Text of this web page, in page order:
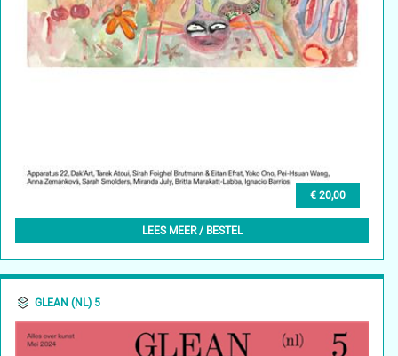
€ 20,00
GLEAN (EN) 4, SUMMER 2024
LEES MEER / BESTEL
GLEAN (NL) 5